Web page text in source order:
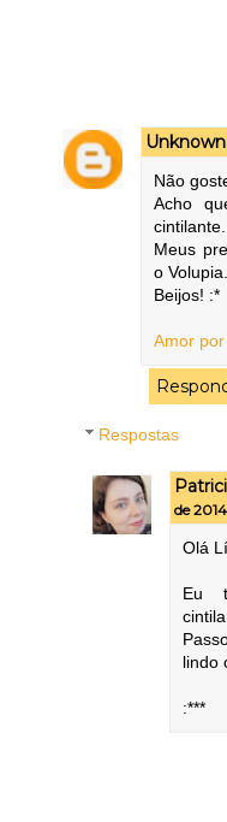
Unknown
Não
Acho
cintilante.
Meus
o Volupia.
Beijos! :*
Amor por
Respostas
de
Olá
Eu
lindo
:***